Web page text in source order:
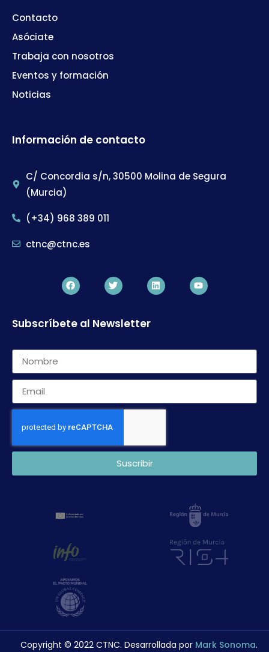
Contacto
Asóciate
Trabaja con nosotros
Eventos y formación
Noticias
Información de contacto
C/ Concordia s/n, 30500 Molina de Segura
(Murcia)
(+34) 968 389 011
ctnc@ctnc.es
Subscríbete al Newsletter
Suscribir
Copyright © 2022 CTNC. Desarrollada por Mark Sonoma.